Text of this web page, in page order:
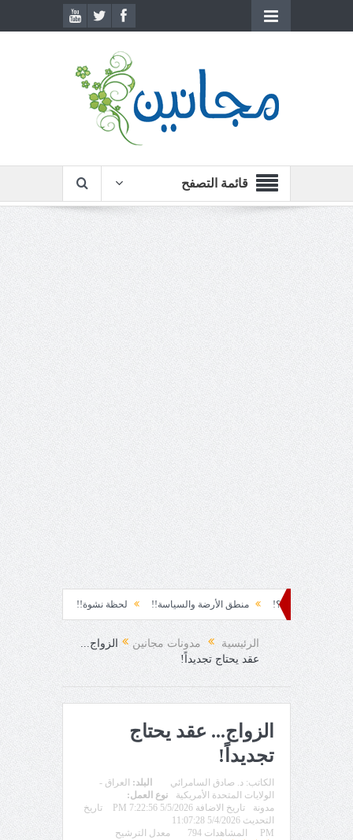
قائمة التصفح
منطق الأرضة والسياسة!! لحظة نشوة!! سياسة!! تاج
دول تل الرمل!!
الرئيسية مدونات مجانين
الزواج...
عقد يحتاج تجديداً!
الزواج... عقد يحتاج
تجديداً!
الكاتب: د. صادق السامرائي البلد: العراق -
الولايات المتحدة الأمريكية
نوع العمل:
مدونة
تاريخ الاضافة 5/5/2026 7:22:56 PM
تاريخ
التحديث 5/4/2026 11:07:28
PM
المشاهدات 794 معدل الترشيح